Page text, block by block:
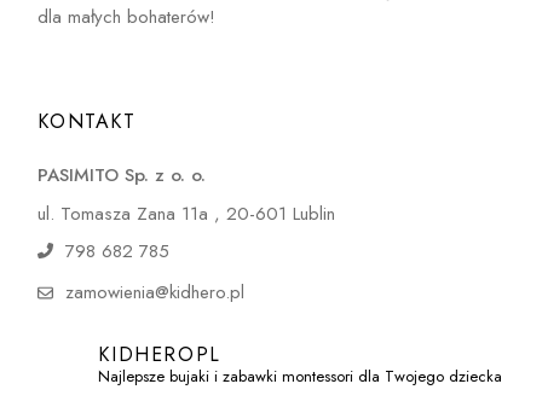
dla małych bohaterów!
KONTAKT
PASIMITO Sp. z o. o.
ul. Tomasza Zana 11a , 20-601 Lublin
798 682 785
zamowienia@kidhero.pl
KIDHEROPL
Najlepsze bujaki i zabawki montessori dla Twojego dziecka